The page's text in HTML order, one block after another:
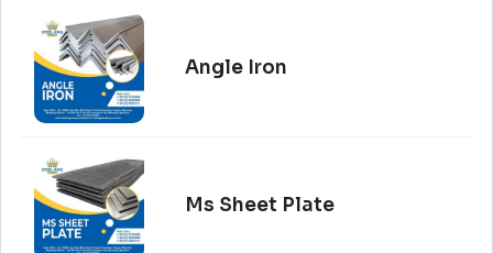
Angle Iron
Ms Sheet Plate